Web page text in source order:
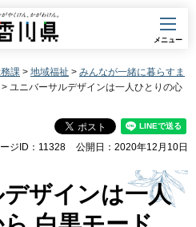
川県
メニュー
課 > 地域福祉 > みんなが一緒に暮らすま
> ユニバーサルデザインは一人ひとりの心
ジID：11328 公開日：2020年12月10日
ザインは一人